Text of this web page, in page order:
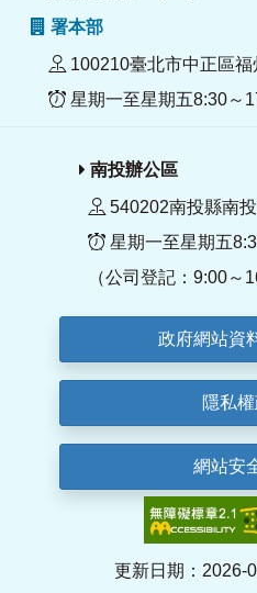
署本部
100210臺北市中正區福
星期一至星期五8:30～
南投辦公區
540202南投縣南
星期一至星期五
（公司登記：9:00～
政府網站資
隱私
網站安
更新日期：2026-